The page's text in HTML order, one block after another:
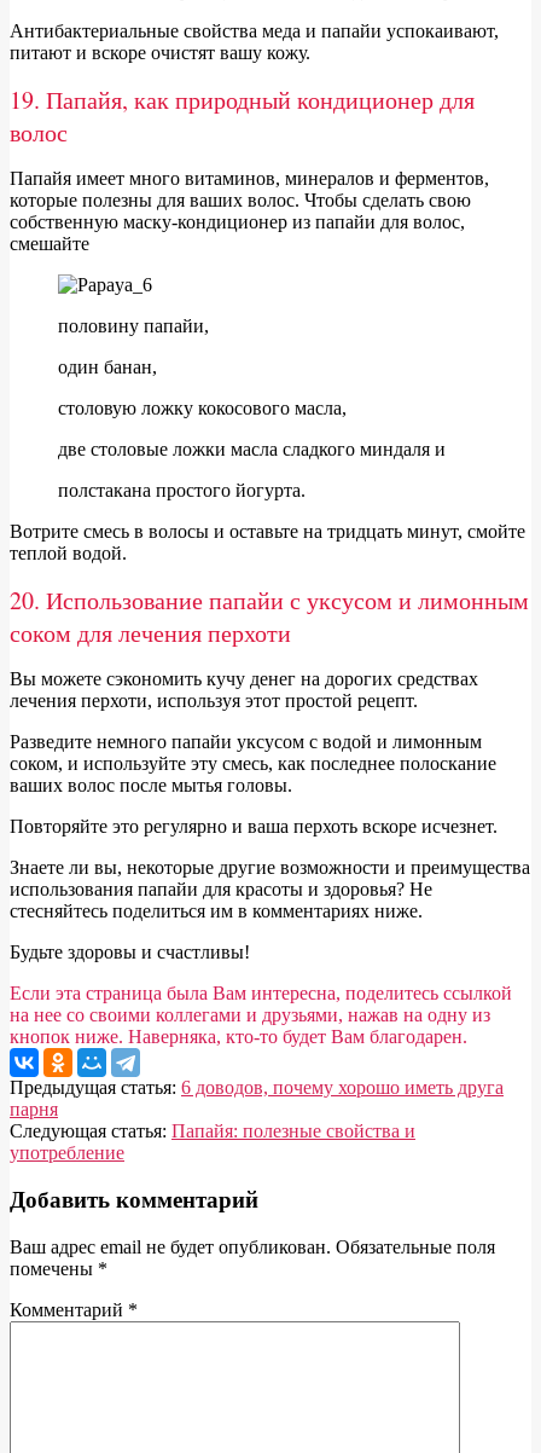
Антибактериальные свойства меда и папайи успокаивают,
питают и вскоре очистят вашу кожу.
19. Папайя, как природный кондиционер для
волос
Папайя имеет много витаминов, минералов и ферментов,
которые полезны для ваших волос. Чтобы сделать свою
собственную маску-кондиционер из папайи для волос,
смешайте
половину папайи,
один банан,
столовую ложку кокосового масла,
две столовые ложки масла сладкого миндаля и
полстакана простого йогурта.
Вотрите смесь в волосы и оставьте на тридцать минут, смойте
теплой водой.
20. Использование папайи с уксусом и лимонным
соком для лечения перхоти
Вы можете сэкономить кучу денег на дорогих средствах
лечения перхоти, используя этот простой рецепт.
Разведите немного папайи уксусом с водой и лимонным
соком, и используйте эту смесь, как последнее полоскание
ваших волос после мытья головы.
Повторяйте это регулярно и ваша перхоть вскоре исчезнет.
Знаете ли вы, некоторые другие возможности и преимущества
использования папайи для красоты и здоровья? Не
стесняйтесь поделиться им в комментариях ниже.
Будьте здоровы и счастливы!
Если эта страница была Вам интересна, поделитесь ссылкой
на нее со своими коллегами и друзьями, нажав на одну из
кнопок ниже. Наверняка, кто-то будет Вам благодарен.
2014-
08-
27
Предыдущая статья: 6 доводов, почему хорошо иметь друга
парня
Следующая статья: Папайя: полезные свойства и
употребление
Добавить комментарий
Ваш адрес email не будет опубликован. Обязательные поля
помечены *
Комментарий *